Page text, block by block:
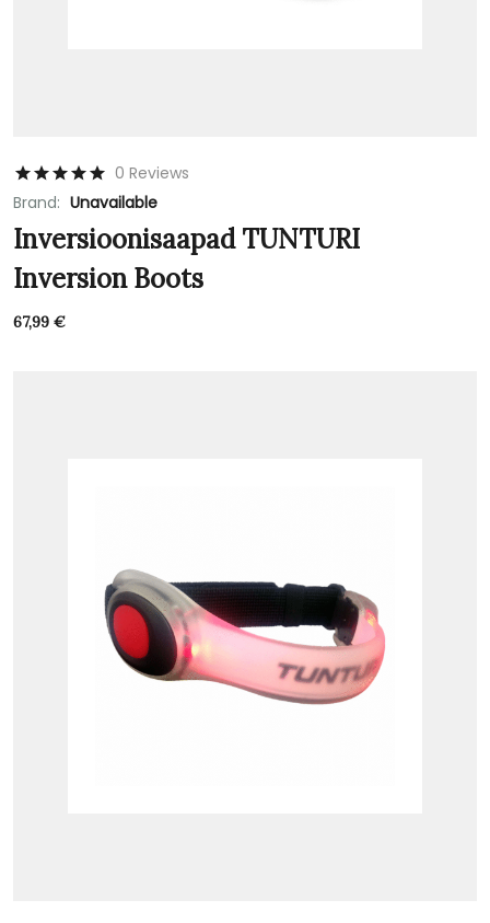
0 Reviews
Brand: Unavailable
Inversioonisaapad TUNTURI
Inversion Boots
67,99 €